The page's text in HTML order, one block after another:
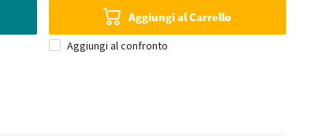
Aggiungi al Carrello
Aggiungi al confronto